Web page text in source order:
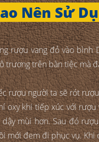
Nên Sử
rượu vang đỏ vào
trương trên bàn tiệc mà
rượu người ta sẽ rót
oxy khi tiếp xúc với
dậy mùi hơn. Sau đó
mới đem đi phục vụ.